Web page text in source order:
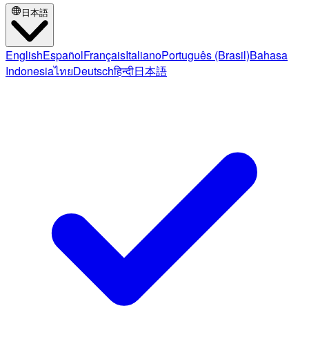
日本語
EnglishEspañolFrançaisItalianoPortuguês (Brasil)Bahasa
IndonesiaไทยDeutschहिन्दी日本語